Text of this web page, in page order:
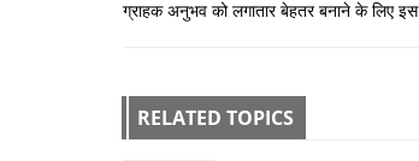
ग्राहक अनुभव को लगातार बेहतर बनाने के लिए
RELATED TOPICS